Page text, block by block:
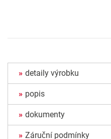
detaily výrobku
popis
dokumenty
Záruční podmínky